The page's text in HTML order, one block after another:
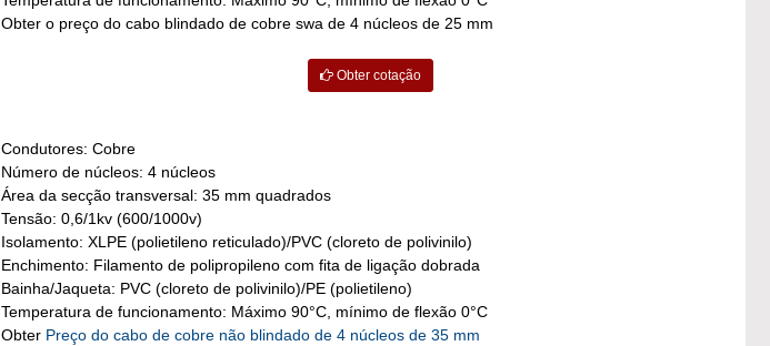
Obter o preço do cabo blindado de cobre swa de 4 núcleos de 25 mm
Obter cotação
Condutores: Cobre
Número de núcleos: 4 núcleos
Área da secção transversal: 35 mm quadrados
Tensão: 0,6/1kv (600/1000v)
Isolamento: XLPE (polietileno reticulado)/PVC (cloreto de polivinilo)
Enchimento: Filamento de polipropileno com fita de ligação dobrada
Bainha/Jaqueta: PVC (cloreto de polivinilo)/PE (polietileno)
Temperatura de funcionamento: Máximo 90°C, mínimo de flexão 0°C
Obter Preço do cabo de cobre não blindado de 4 núcleos de 35 mm